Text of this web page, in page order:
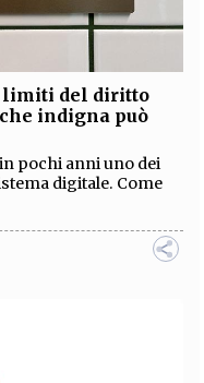
PUBBLICITÀ
limiti del diritto
indigna può
pochi anni uno dei
digitale. Come